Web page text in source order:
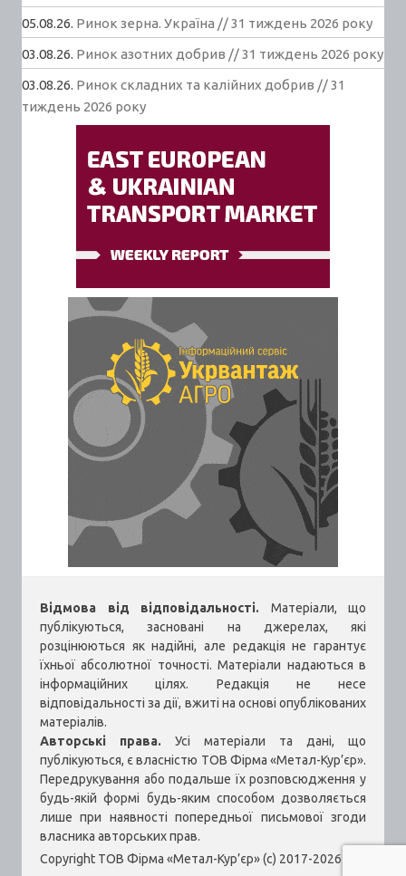
05.08.26. Ринок зерна. Україна // 31 тиждень 2026 року
03.08.26. Ринок азотних добрив // 31 тиждень 2026 року
03.08.26. Ринок складних та калійних добрив // 31
тиждень 2026 року
Відмова від відповідальності. Матеріали, що
публікуються, засновані на джерелах, які
розцінюються як надійні, але редакція не гарантує
їхньої абсолютної точності. Матеріали надаються в
інформаційних цілях. Редакція не несе
відповідальності за дії, вжиті на основі опублікованих
матеріалів.
Авторські права. Усі матеріали та дані, що
публікуються, є власністю ТОВ Фірма «Метал-Кур’єр».
Передрукування або подальше їх розповсюдження у
будь-якій формі будь-яким способом дозволяється
лише при наявності попередньої письмової згоди
власника авторських прав.
Copyright ТОВ Фірма «Метал-Кур’єр» (c) 2017-2026